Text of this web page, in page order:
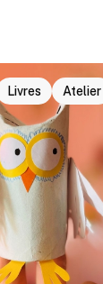
Livres Atelier